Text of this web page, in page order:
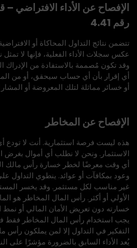
رقم 4.41
تتضمن نتائج التداول المحاكاة أو
عكس سجلات الأداء الفعلية، فإنها لا
وقد تكون مُصممة بالاستفادة من الإدراك
أي إقرار بأن أي حساب سيحقق، أو من
أو خسائر مماثلة لتلك المعروضة أو المشار
الإفصاح عن المخاطر
هذه ليست فرصة استثمارية. أنت لا تودع
الاستثمار. ونحن لا نطلب أي أموال بغرض
أي وقت معرضًا لخطر خسارة رأس مالك
وعود بمكافآت أو عوائد. ينطوي التداول
غير مناسب لكل مستثمر. وقد يخسر
الأولي أو أكثر. رأس المال المخاطر هو
خسارته دون تعريض الأمان المالي أو نمط
يجب استخدام رأس المال المخاطر فقط في
التفكير في التداول إلا لمن يملكون رأس
يُعد الأداء السابق بالضرورة مؤشرًا على